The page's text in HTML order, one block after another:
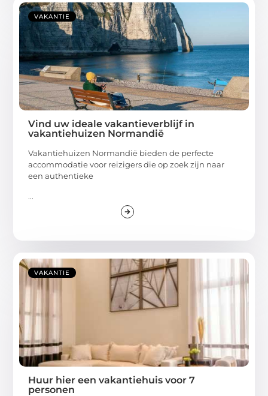
VAKANTIE
Vind uw ideale vakantieverblijf in
vakantiehuizen Normandië
Vakantiehuizen Normandië bieden de perfecte
accommodatie voor reizigers die op zoek zijn naar
een authentieke
...
VAKANTIE
Huur hier een vakantiehuis voor 7
personen